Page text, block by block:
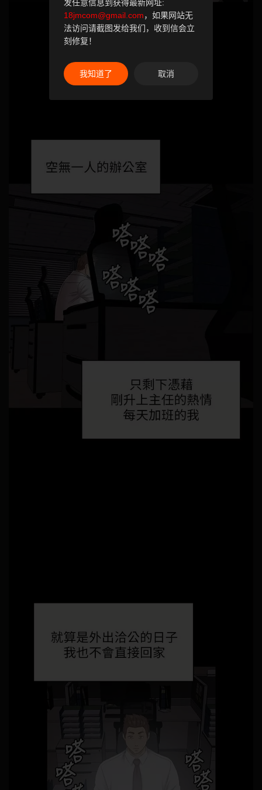
发任意信息到获得最新网址:
18jmcom@gmail.com，如果网站无
法访问请截图发给我们，收到信会立
刻修复！
我知道了 取消